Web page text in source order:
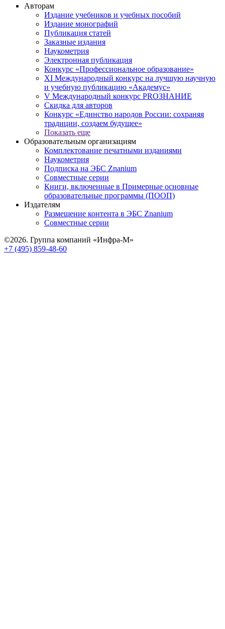
Авторам
Издание учебников и учебных пособий
Издание монографий
Публикация статей
Заказные издания
Наукометрия
Электронная публикация
Конкурс «Профессиональное образование»
XI Международный конкурс на лучшую научную
и учебную публикацию «Академус»
V Международный конкурс PROЗНАНИЕ
Скидка для авторов
Конкурс «Единство народов России: сохраняя
традиции, создаем будущее»
Показать еще
Образовательным организациям
Комплектование печатными изданиями
Наукометрия
Подписка на ЭБС Znanium
Совместные серии
Книги, включенные в Примерные основные
образовательные программы (ПООП)
Издателям
Размещение контента в ЭБС Znanium
Совместные серии
©2026. Группа компаний «Инфра-М»
+7 (495) 859-48-60